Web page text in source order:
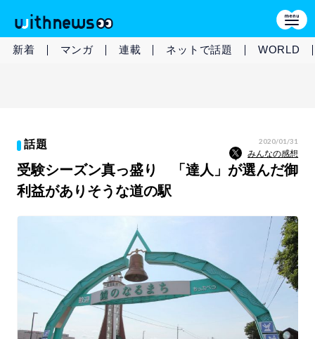
新着 マンガ 連載 ネットで話題 WORLD
話題 2020/01/31
みんなの感想
受験シーズン真っ盛り 「達人」が選んだ御
利益がありそうな道の駅